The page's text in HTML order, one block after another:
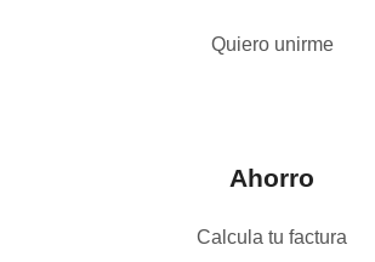
Quiero unirme
Ahorro
Calcula tu factura